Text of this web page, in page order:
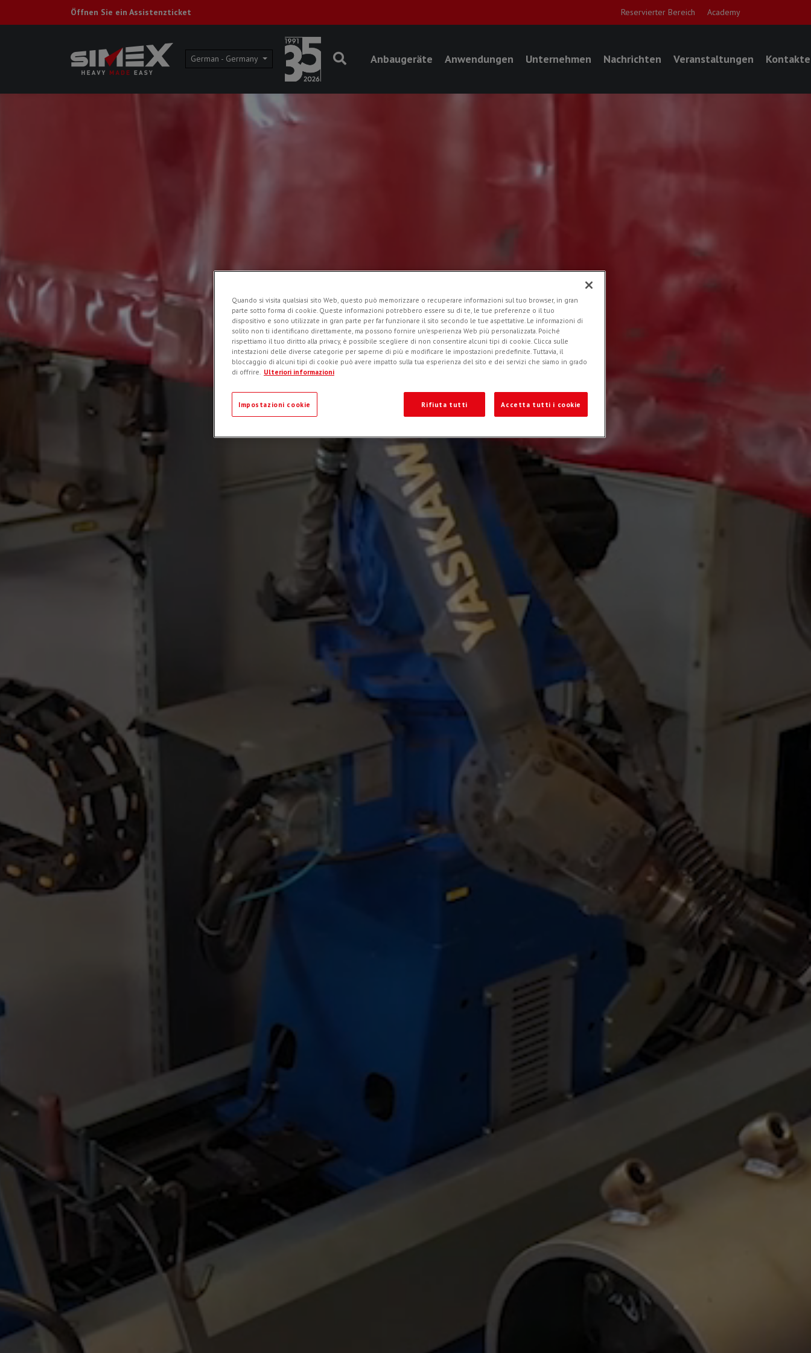
Öffnen Sie ein Assistenzticket Reservierter Bereich Academy
German - Germany Anbaugeräte Anwendungen Unternehmen Nachrichten Veranstaltungen Kontakte
Quando si visita qualsiasi sito Web, questo può memorizzare o recuperare informazioni sul tuo browser, in gran
parte sotto forma di cookie. Queste informazioni potrebbero essere su di te, le tue preferenze o il tuo
dispositivo e sono utilizzate in gran parte per far funzionare il sito secondo le tue aspettative. Le informazioni di
solito non ti identificano direttamente, ma possono fornire un'esperienza Web più personalizzata. Poiché
rispettiamo il tuo diritto alla privacy, è possibile scegliere di non consentire alcuni tipi di cookie. Clicca sulle
intestazioni delle diverse categorie per saperne di più e modificare le impostazioni predefinite. Tuttavia, il
bloccaggio di alcuni tipi di cookie può avere impatto sulla tua esperienza del sito e dei servizi che siamo in grado
di offrire. Ulteriori informazioni
Impostazioni cookie Rifiuta tutti Accetta tutti i cookie